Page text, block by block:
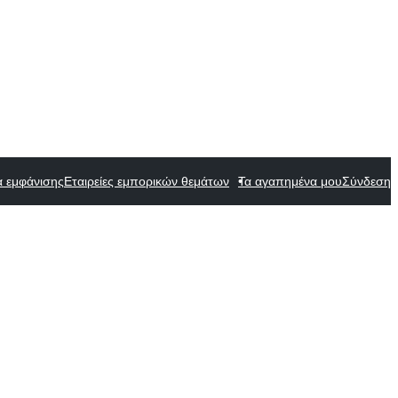
εμφάνισηςΕταιρείες εμπορικών θεμάτων Τα αγαπημένα μουΣύνδεση